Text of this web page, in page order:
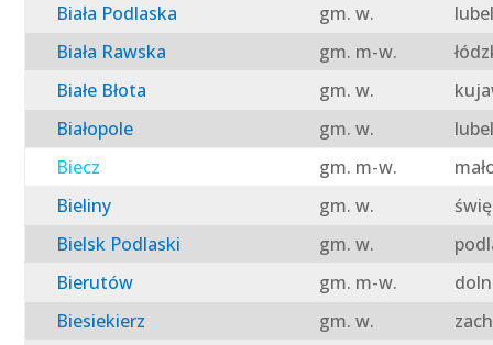
Biała Podlaska
gm. w.
Biała Rawska
gm. m-w.
Białe Błota
gm. w.
Białopole
gm. w.
Biecz
gm. m-w.
Bieliny
gm. w.
Bielsk Podlaski
gm. w.
Bierutów
gm. m-w.
Biesiekierz
gm. w.